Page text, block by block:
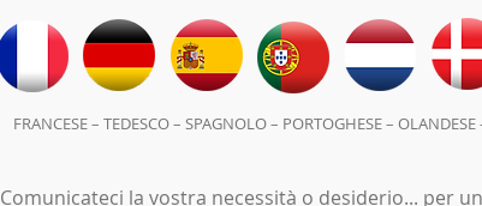
FRANCESE – TEDESCO – SPAGNOLO – PORTOGHESE –
Comunicateci la vostra necessità o desiderio... per